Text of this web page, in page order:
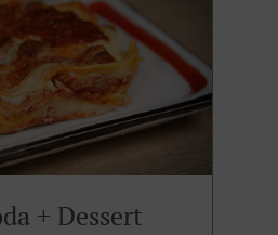
+ Dessert